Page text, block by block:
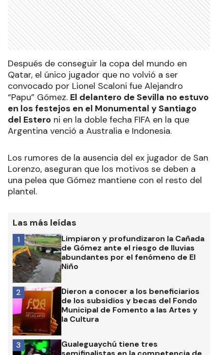
Después de conseguir la copa del mundo en
Qatar, el único jugador que no volvió a ser
convocado por Lionel Scaloni fue Alejandro
“Papu” Gómez. El delantero de Sevilla no estuvo
en los festejos en el Monumental y Santiago
del Estero ni en la doble fecha FIFA en la que
Argentina venció a Australia e Indonesia.
Los rumores de la ausencia del ex jugador de San
Lorenzo, aseguran que los motivos se deben a
una pelea que Gómez mantiene con el resto del
plantel.
Las más leídas
Limpiaron y profundizaron la Cañada
de Gómez ante el riesgo de lluvias
abundantes por el fenómeno de El
Niño
1
Dieron a conocer a los beneficiarios
de los subsidios y becas del Fondo
Municipal de Fomento a las Artes y
la Cultura
2
Gualeguaychú tiene tres
3